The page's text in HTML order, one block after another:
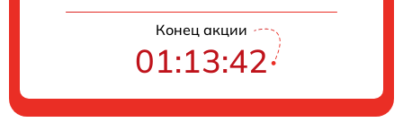
Конец акции
01:13:41